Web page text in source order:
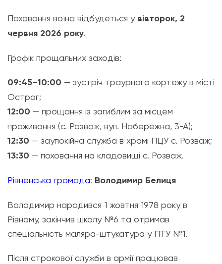
Поховання воїна відбудеться у вівторок, 2
червня 2026 року.
Графік прощальних заходів:
​09:45–10:00 — зустріч траурного кортежу в місті
Острог;
​12:00 — прощання із загиблим за місцем
проживання (с. Розваж, вул. Набережна, 3-А);
​12:30 — заупокійна служба в храмі ПЦУ с. Розваж;
​13:30 — поховання на кладовищі с. Розваж.
Рівненська громада: Володимир Белиця
Володимир народився 1 жовтня 1978 року в
Рівному, закінчив школу №6 та отримав
спеціальність маляра-штукатура у ПТУ №1.
Після строкової служби в армії працював